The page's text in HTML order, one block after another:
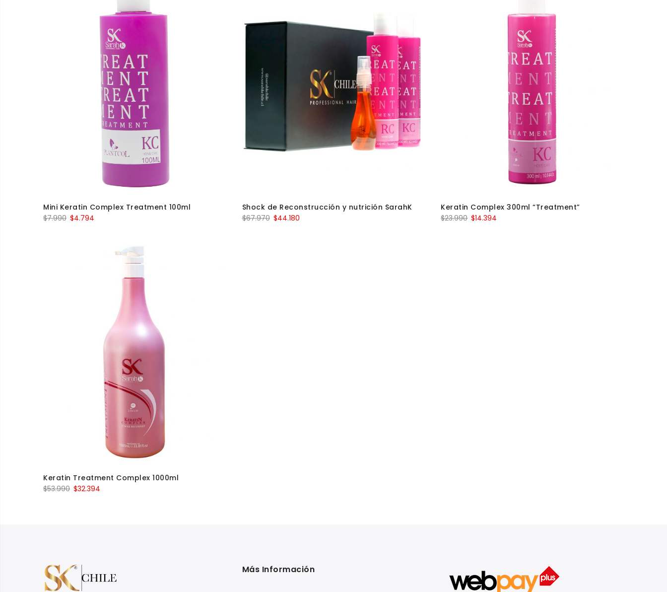
Mini Keratin Complex Treatment 100ml
$7.990 $4.794
Shock de Reconstrucción y nutrición SarahK
$67.970 $44.180
Keratin Complex 300ml “Treatment”
$23.990 $14.394
Keratin Treatment Complex 1000ml
$53.990 $32.394
Más Información